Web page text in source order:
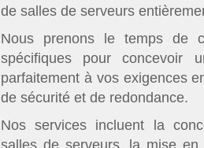
de salles de serveurs
Nous prenons le temps de
spécifiques pour concevoir
parfaitement à vos exigences
de sécurité et de redondance.
Nos services incluent la
salles de serveurs, la mise